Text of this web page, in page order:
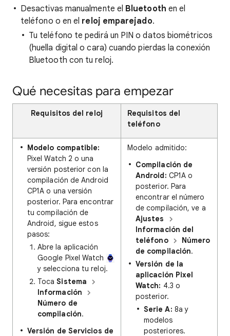
Desactivas manualmente el Bluetooth en el
teléfono o en el reloj emparejado.
Tu teléfono te pedirá un PIN o datos biométricos
(huella digital o cara) cuando pierdas la conexión
Bluetooth con tu reloj.
Qué necesitas para empezar
Requisitos del reloj
Requisitos del
teléfono
Modelo compatible:
Pixel Watch 2 o una
versión posterior con la
compilación de Android
CP1A o una versión
posterior. Para encontrar
tu compilación de
Android, sigue estos
pasos:
Abre la aplicación
Google Pixel Watch
y selecciona tu reloj.
TocaSistema
Información
Número de
compilación.
Versión de Servicios de
Modelo admitido:
Compilación de
Android: CP1A o
posterior. Para
encontrar el número
de compilación, ve a
Ajustes
Información del
teléfono
Número
de compilación.
Versión de la
aplicación Pixel
Watch: 4.3 o
posterior.
Serie A: 8a y
modelos
posteriores.